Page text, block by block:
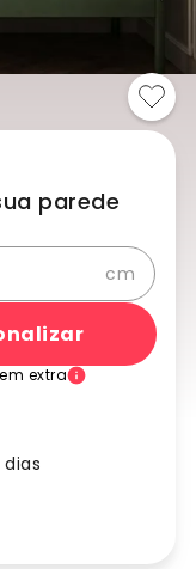
parede
cm
extra